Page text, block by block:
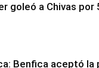
goleó a Chivas por
Benfica aceptó la